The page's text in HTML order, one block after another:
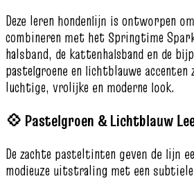
Deze leren hondenlijn is ontworpen
combineren met het Springtime
halsband, de kattenhalsband en de
pastelgroene en lichtblauwe accenten
luchtige, vrolijke en moderne look.
💠 Pastelgroen & Lichtblauw
De zachte pasteltinten geven de lijn
modieuze uitstraling met een